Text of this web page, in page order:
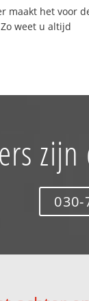
maakt het voor
weet u altijd
030-